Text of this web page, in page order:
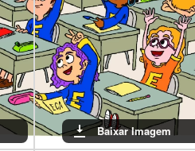
Baixar Imagem